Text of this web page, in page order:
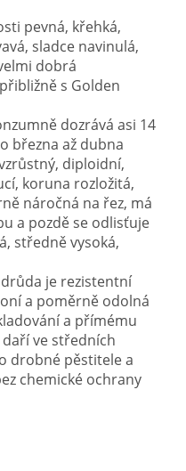
pevná, křehká,
sladce navinulá,
dobrá
s Golden
dozrává asi 14
března až dubna
diploidní,
koruna rozložitá,
náročná na řez, má
a pozdě se odlisťuje
středně vysoká,
je rezistentní
a poměrně odolná
a přímému
ve středních
drobné pěstitele a
chemické ochrany